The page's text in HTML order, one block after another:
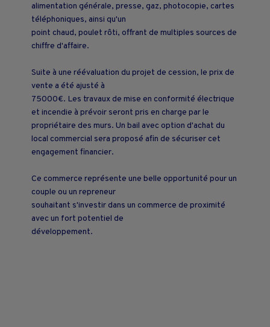
alimentation générale, presse, gaz, photocopie, cartes
téléphoniques, ainsi qu'un
point chaud, poulet rôti, offrant de multiples sources de
chiffre d'affaire.
Suite à une réévaluation du projet de cession, le prix de
vente a été ajusté à
75000€. Les travaux de mise en conformité électrique
et incendie à prévoir seront pris en charge par le
propriétaire des murs. Un bail avec option d'achat du
local commercial sera proposé afin de sécuriser cet
engagement financier.
Ce commerce représente une belle opportunité pour un
couple ou un repreneur
souhaitant s'investir dans un commerce de proximité
avec un fort potentiel de
développement.